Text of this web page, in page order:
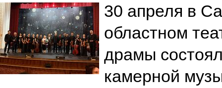
30 апреля в
областном
драмы
камерной